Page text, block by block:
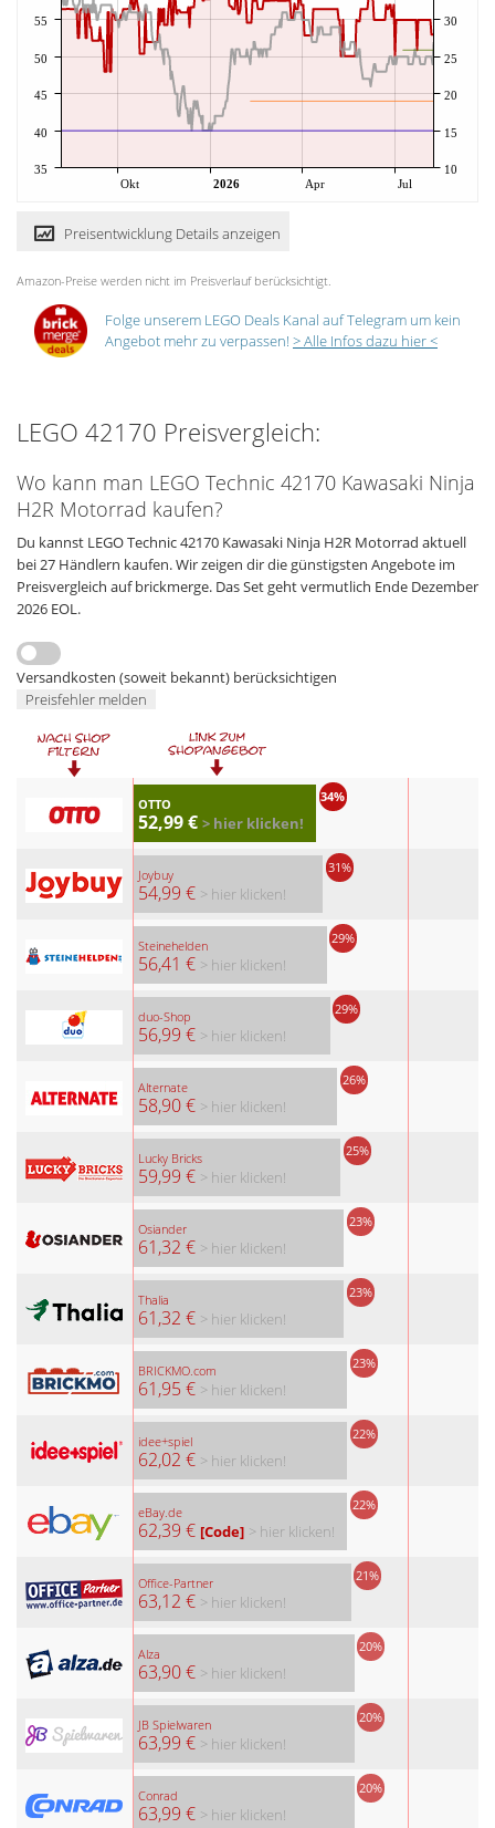
Okt 2026 Apr Jul
35
40
45
50
55
10
15
20
25
30
Preisentwicklung Details anzeigen
Amazon-Preise werden nicht im Preisverlauf berücksichtigt.
Folge unserem LEGO Deals Kanal auf Telegram um kein
Angebot mehr zu verpassen! > Alle Infos dazu hier <
LEGO 42170 Preisvergleich:
Wo kann man LEGO Technic 42170 Kawasaki Ninja
H2R Motorrad kaufen?
Du kannst LEGO Technic 42170 Kawasaki Ninja H2R Motorrad aktuell
bei 27 Händlern kaufen. Wir zeigen dir die günstigsten Angebote im
Preisvergleich auf brickmerge. Das Set geht vermutlich Ende Dezember
2026 EOL.
Versandkosten (soweit bekannt) berücksichtigen
Preisfehler melden
OTTO
52,99 €
34%
> hier klicken!
Joybuy
54,99 €
31%
> hier klicken!
Steinehelden
56,41 €
29%
> hier klicken!
duo-Shop
56,99 €
29%
> hier klicken!
Alternate
58,90 €
26%
> hier klicken!
Lucky Bricks
59,99 €
25%
> hier klicken!
Osiander
61,32 €
23%
> hier klicken!
Thalia
61,32 €
23%
> hier klicken!
BRICKMO.com
61,95 €
23%
> hier klicken!
idee+spiel
62,02 €
22%
> hier klicken!
eBay.de
62,39 € [Code]
22%
> hier klicken!
Office-Partner
63,12 €
21%
> hier klicken!
Alza
63,90 €
20%
> hier klicken!
JB Spielwaren
63,99 €
20%
> hier klicken!
Conrad
63,99 €
20%
> hier klicken!